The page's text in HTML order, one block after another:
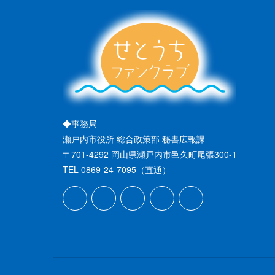
◆事務局
瀬戸内市役所 総合政策部 秘書広報課
〒701-4292 岡山県瀬戸内市邑久町尾張300-1
TEL 0869-24-7095（直通）